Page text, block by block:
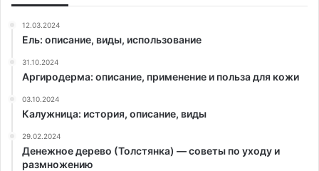
12.03.2024
Ель: описание, виды, использование
31.10.2024
Аргиродерма: описание, применение и польза для кожи
03.10.2024
Калужница: история, описание, виды
29.02.2024
Денежное дерево (Толстянка) — советы по уходу и
размножению